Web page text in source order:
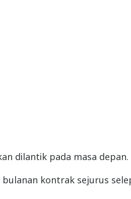
dilantik pada masa depan.
kontrak sejurus